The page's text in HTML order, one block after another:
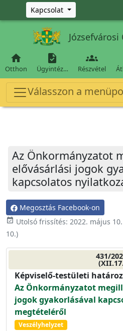
Ugrás a fő tartalomra
Kapcsolat

Otthon

Ügyintéz…

Részvétel
Válasszon a
Az Önkormányzatot
elővásárlási jogok
kapcsolatos
Megosztás Facebook-on
event_available Utolsó frissítés: 2022. május 10.
10.)
431/
Képviselő-testületi
Az Önkormányzatot
jogok gyakorlásával
megtételéről
Veszélyhelyzet